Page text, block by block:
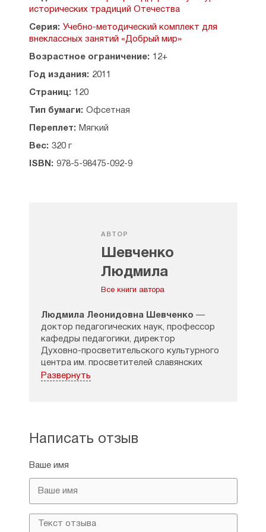
исторических традиций Отечества
Серия: Учебно-методический комплект для
внеклассных занятий «Добрый мир»
Возрастное ограничение: 12+
Год издания: 2011
Страниц: 120
Тип бумаги: Офсетная
Переплет: Мягкий
Вес: 320 г
ISBN: 978-5-98475-092-9
АВТОР
Шевченко
Людмила
Леонидовна
Все книги автора
Людмила Леонидовна Шевченко —
доктор педагогических наук, профессор
кафедры педагогики, директор
Духовно-просветительского культурного
центра им. просветителей славянских
Кирилла и Мефодия Московского
Координационного совета
и Московской епархии Русской
работу по подготовке учителей
на кафедре педагогики Московского
Развернуть
Написать отзыв
Ваше имя